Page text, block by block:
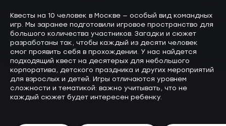
Квесты на 10 человек в Москве — особый вид командных
игр. Мы заранее подготовили игровое пространство для
большого количества участников. Загадки и сюжет
разработаны так, чтобы каждый из десяти человек
смог проявить себя в прохождении. У нас найдется
подходящий квест на десятерых для небольшого
корпоратива, детского праздника и других мероприятий
для взрослых и детей. Игры отличаются уровнем
сложности и тематикой: важно учитывать, что не
каждый сюжет будет интересен ребенку.